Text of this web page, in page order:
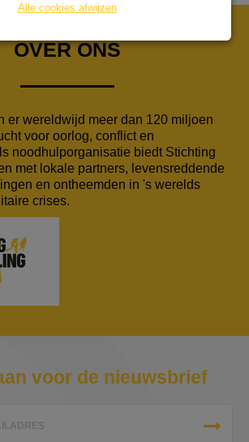
OVER ONS
er wereldwijd meer dan 120 miljoen
voor oorlog, conflict en
noodhulporganisatie biedt Stichting
met lokale partners, levensreddende
en ontheemden in 's werelds
crises.
voor de nieuwsbrief
Alle cookies afwijzen